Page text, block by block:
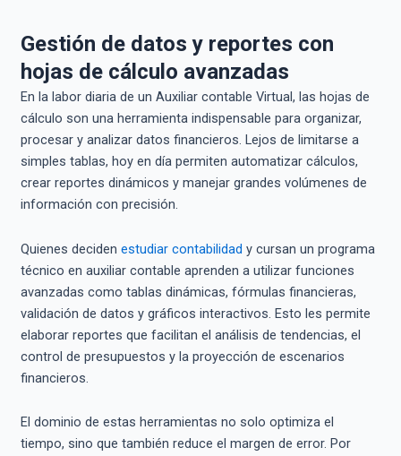
Gestión de datos y reportes con
hojas de cálculo avanzadas
En la labor diaria de un Auxiliar contable Virtual, las hojas de
cálculo son una herramienta indispensable para organizar,
procesar y analizar datos financieros. Lejos de limitarse a
simples tablas, hoy en día permiten automatizar cálculos,
crear reportes dinámicos y manejar grandes volúmenes de
información con precisión.
Quienes deciden estudiar contabilidad y cursan un programa
técnico en auxiliar contable aprenden a utilizar funciones
avanzadas como tablas dinámicas, fórmulas financieras,
validación de datos y gráficos interactivos. Esto les permite
elaborar reportes que facilitan el análisis de tendencias, el
control de presupuestos y la proyección de escenarios
financieros.
El dominio de estas herramientas no solo optimiza el
tiempo, sino que también reduce el margen de error. Por